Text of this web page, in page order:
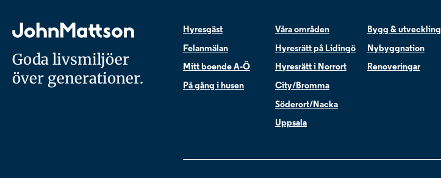
Goda livsmiljöer
över generationer.
Hyresgäst
Felanmälan
Mitt boende A-Ö
På gång i husen
Våra områden
Hyresrätt på Lidingö
Hyresrätt i Norrort
City/Bromma
Söderort/Nacka
Uppsala
Bygg & utveckling
Nybyggnation
Renoveringar